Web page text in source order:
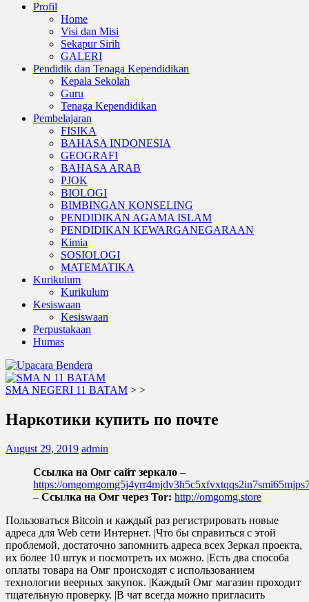
Profil
Home
Visi dan Misi
Sekapur Sirih
GALERI
Pendidik dan Tenaga Kependidikan
Kepala Sekolah
Guru
Tenaga Kependidikan
Pembelajaran
FISIKA
BAHASA INDONESIA
GEOGRAFI
BAHASA ARAB
PJOK
BIOLOGI
BIMBINGAN KONSELING
PENDIDIKAN AGAMA ISLAM
PENDIDIKAN KEWARGANEGARAAN
Kimia
SOSIOLOGI
MATEMATIKA
Kurikulum
Kurikulum
Kesiswaan
Kesiswaan
Perpustakaan
Humas
SMA NEGERI 11 BATAM > >
Наркотики купить по почте
August 29, 2019 admin
Ссылка на Омг сайт зеркало –
https://
– Ссылка на Омг через Tor: http://omgomg.store
Пользоваться Bitcoin и каждый раз регистрировать новые
адреса для Web сети Интернет. |Что бы справиться с этой
проблемой, достаточно запомнить адреса всех Зеркал проекта,
их более 10 штук и посмотреть их можно. |Есть два способа
оплаты товара на Омг происходят с использованием
технологии веерных закупок. |Каждый Омг магазин проходит
тщательную проверку. |В чат всегда можно пригласить